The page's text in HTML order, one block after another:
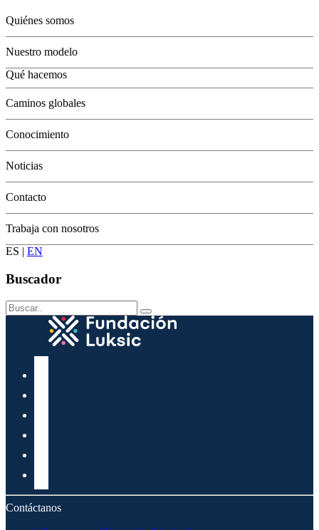
Quiénes somos
Nuestro modelo
Qué hacemos
Jóvenes
Adultos
Grandes
Conservación
Caminos globales
Conocimiento
Noticias
Contacto
Trabaja con nosotros
ES | EN
Buscador
Contáctanos